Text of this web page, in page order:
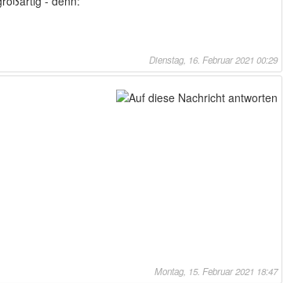
Dienstag, 16. Februar 2021 00:29
Montag, 15. Februar 2021 18:47